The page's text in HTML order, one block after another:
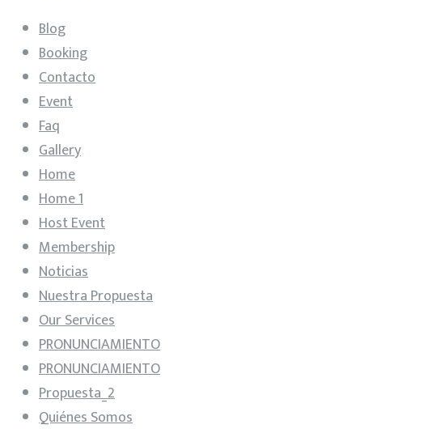
Blog
Booking
Contacto
Event
Faq
Gallery
Home
Home 1
Host Event
Membership
Noticias
Nuestra Propuesta
Our Services
PRONUNCIAMIENTO
PRONUNCIAMIENTO
Propuesta_2
Quiénes Somos